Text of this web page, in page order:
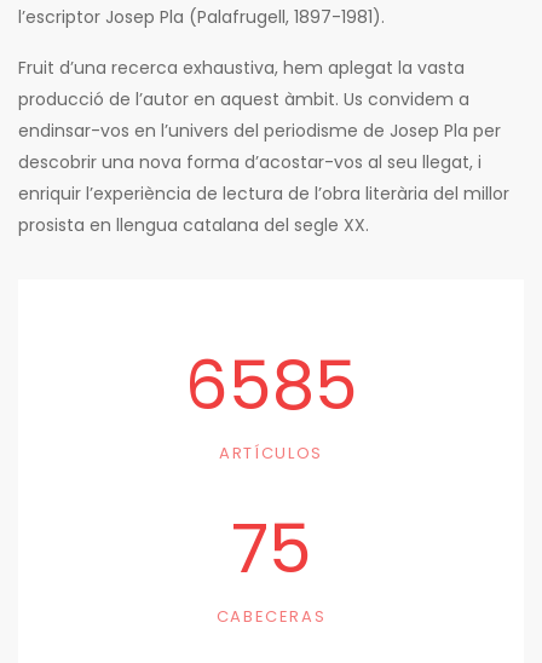
l’escriptor Josep Pla (Palafrugell, 1897-1981).
Fruit d’una recerca exhaustiva, hem aplegat la vasta
producció de l’autor en aquest àmbit. Us convidem a
endinsar-vos en l’univers del periodisme de Josep Pla per
descobrir una nova forma d’acostar-vos al seu llegat, i
enriquir l’experiència de lectura de l’obra literària del millor
prosista en llengua catalana del segle XX.
6585
ARTÍCULOS
75
CABECERAS